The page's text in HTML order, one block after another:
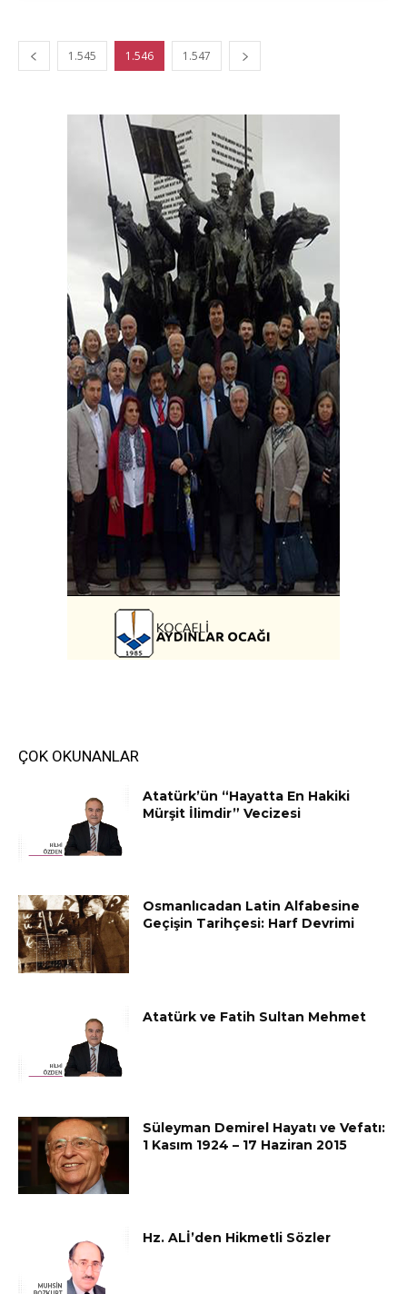
1.545 1.546 1.547
ÇOK OKUNANLAR
Atatürk’ün “Hayatta En Hakiki
Mürşit İlimdir” Vecizesi
Osmanlıcadan Latin Alfabesine
Geçişin Tarihçesi: Harf Devrimi
Atatürk ve Fatih Sultan Mehmet
Süleyman Demirel Hayatı ve Vefatı:
1 Kasım 1924 – 17 Haziran 2015
Hz. ALİ’den Hikmetli Sözler